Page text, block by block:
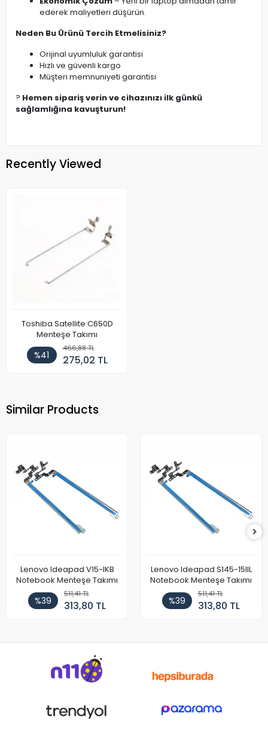
ederek maliyetleri düşürün.
Neden Bu Ürünü Tercih Etmelisiniz?
Orijinal uyumluluk garantisi
Hızlı ve güvenli kargo
Müşteri memnuniyeti garantisi
? Hemen sipariş verin ve cihazınızı ilk günkü
sağlamlığına kavuşturun!
Recently Viewed
Toshiba Satellite C650D
Menteşe Takımı
%41
466,88 TL
275,02 TL
Similar Products
Lenovo Ideapad V15-IKB
Notebook Menteşe Takımı
%39
511,41 TL
313,80 TL
Lenovo Ideapad S145-15IIL
Notebook Menteşe Takımı
%39
511,41 TL
313,80 TL